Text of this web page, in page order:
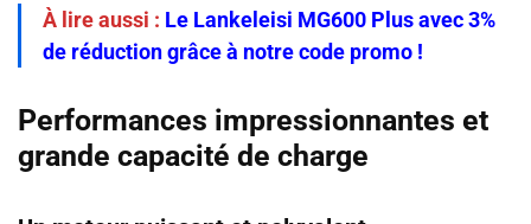
À lire aussi : Le Lankeleisi MG600 Plus avec 3%
de réduction grâce à notre code promo !
Performances impressionnantes et
grande capacité de charge